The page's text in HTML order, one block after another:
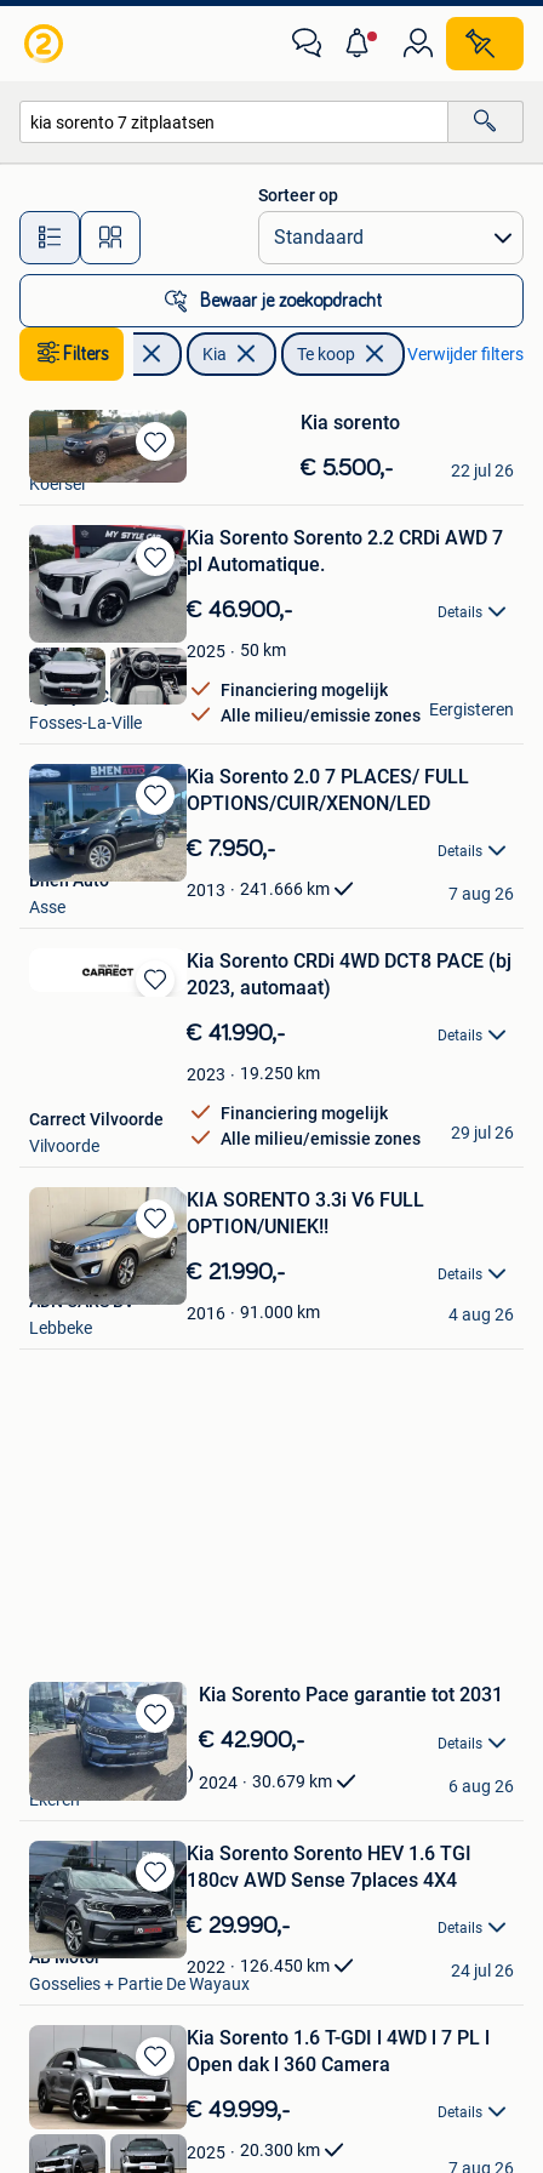
Alle afstanden…
Sorteer op
Bewaar je zoekopdracht
Filters
Auto's Kia Te koop Verwijder filters
Bewaren
in
Favorieten
Kia sorento
€ 5.500,-
Rob
Koersel
22 jul 26
Bewaren
in
Mijn
Favorieten
Kia Sorento Sorento 2.2 CRDi AWD 7
pl Automatique.
€ 46.900,- Details
2025 50 km
Financiering mogelijk
Alle milieu/emissie zones
My Style Car
Fosses-La-Ville
Eergisteren
Bewaren
in
Mijn
Favorieten
Kia Sorento 2.0 7 PLACES/ FULL
OPTIONS/CUIR/XENON/LED
€ 7.950,- Details
2013 241.666 km
Bhen Auto
Asse
7 aug 26
Bewaren
Favorieten
Kia Sorento CRDi 4WD DCT8 PACE (bj
2023, automaat)
€ 41.990,- Details
2023 19.250 km
Financiering mogelijk
Alle milieu/emissie zones
Carrect Vilvoorde
Vilvoorde
29 jul 26
Bewaren
in
Mijn
Favorieten
KIA SORENTO 3.3i V6 FULL
OPTION/UNIEK!!
€ 21.990,- Details
2016 91.000 km
ADN CARS BV
Lebbeke
4 aug 26
Bewaren
in
Mijn
Favorieten
Kia Sorento Pace garantie tot 2031
€ 42.900,- Details
2024 30.679 km
Groep Felix (Carspot)
Ekeren
6 aug 26
Bewaren
in
Mijn
Favorieten
Kia Sorento Sorento HEV 1.6 TGI
180cv AWD Sense 7places 4X4
€ 29.990,- Details
2022 126.450 km
AB Motor
Gosselies + Partie De Wayaux
24 jul 26
Bewaren
in
Mijn
Favorieten
Kia Sorento 1.6 T-GDI l 4WD l 7 PL l
Open dak l 360 Camera
€ 49.999,- Details
2025 20.300 km
GDC Auto
7 aug 26